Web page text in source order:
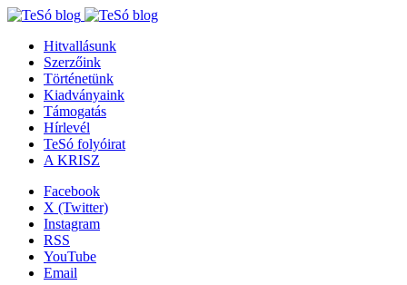
Hitvallásunk
Szerzőink
Történetünk
Kiadványaink
Támogatás
Hírlevél
TeSó folyóirat
A KRISZ
Facebook
X (Twitter)
Instagram
RSS
YouTube
Email